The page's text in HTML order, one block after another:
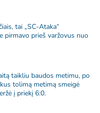
tai „SC-Ataka“
pirmavo prieš varžovus nuo
taikliu baudos metimu, po
tolimą metimą smeigė
į priekį 6:0.